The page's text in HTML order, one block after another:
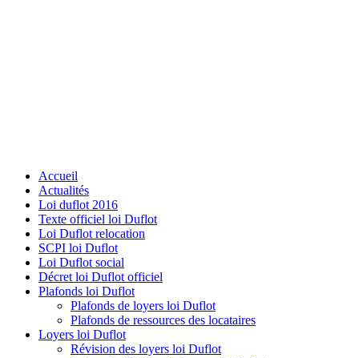
Accueil
Actualités
Loi duflot 2016
Texte officiel loi Duflot
Loi Duflot relocation
SCPI loi Duflot
Loi Duflot social
Décret loi Duflot officiel
Plafonds loi Duflot
Plafonds de loyers loi Duflot
Plafonds de ressources des locataires
Loyers loi Duflot
Révision des loyers loi Duflot